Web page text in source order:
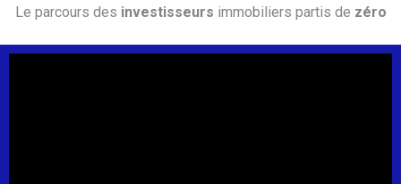
Le parcours des investisseurs immobiliers partis de zéro